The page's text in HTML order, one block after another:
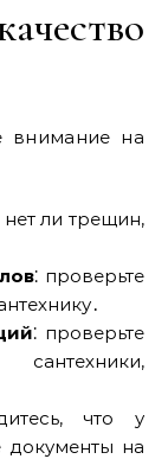
внимание на
нет ли трещин‚
⁚ проверьте
⁚ проверьте
что у
документы на